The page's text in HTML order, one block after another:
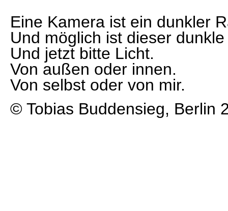
Eine Kamera ist ein dunkler
Und möglich ist dieser
Und jetzt bitte Licht.
Von außen oder innen.
Von selbst oder von mir.
© Tobias Buddensieg, Berlin